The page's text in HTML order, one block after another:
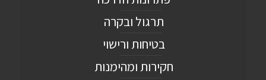
תרגול ובקרה
בטיחות ורישוי
חקירות ומהימנות